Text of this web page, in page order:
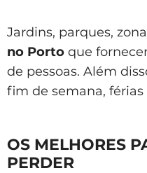
Jardins, parques,
no Porto que
de pessoas. Além
fim de semana,
OS MELHORES
PERDER